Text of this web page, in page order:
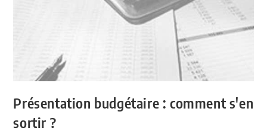
Présentation budgétaire : comment s'en
sortir ?